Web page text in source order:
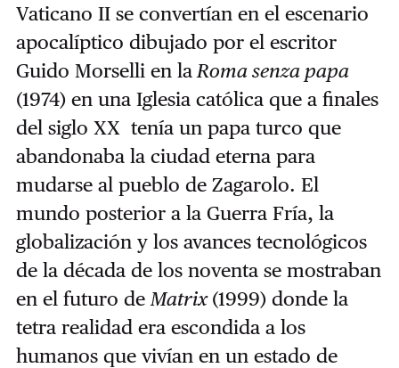
Vaticano II se convertían en el escenario
apocalíptico dibujado por el escritor
Guido Morselli en laRoma senza papa
(1974) en una Iglesia católica que a finales
del siglo XX tenía un papa turco que
abandonaba la ciudad eterna para
mudarse al pueblo de Zagarolo. El
mundo posterior a la Guerra Fría, la
globalización y los avances tecnológicos
de la década de los noventa se mostraban
en el futuro de Matrix(1999) donde la
tetra realidad era escondida a los
humanos que vivían en un estado de